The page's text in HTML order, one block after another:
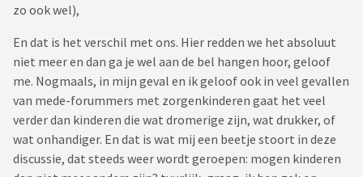
zo ook wel),
En dat is het verschil met ons. Hier redden we het absoluut
niet meer en dan ga je wel aan de bel hangen hoor, geloof
me. Nogmaals, in mijn geval en ik geloof ook in veel gevallen
van mede-forummers met zorgenkinderen gaat het veel
verder dan kinderen die wat dromerige zijn, wat drukker, of
wat onhandiger. En dat is wat mij een beetje stoort in deze
discussie, dat steeds weer wordt geroepen: mogen kinderen